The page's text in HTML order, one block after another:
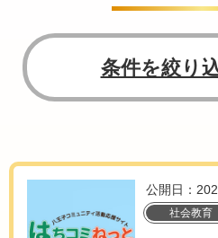
条件を絞り
公開日：
社会教育